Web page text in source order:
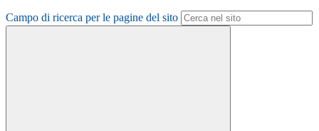
Campo di ricerca per le pagine del sito